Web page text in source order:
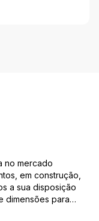
no mercado
em construção,
a sua disposição
dimensões para